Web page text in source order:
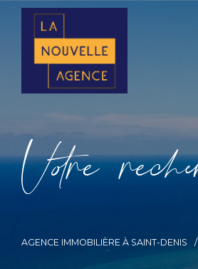
Vore rec
AGENCE IMMOBILIÈRE À SAINT-DENIS